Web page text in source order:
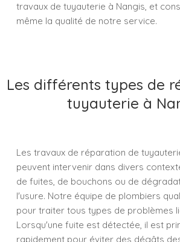
travaux de tuyauterie à Nangis, et
même la qualité de notre service.
Les différents types de
tuyauterie à
Les travaux de réparation de
peuvent intervenir dans divers
de fuites, de bouchons ou de
l'usure. Notre équipe de plombiers
pour traiter tous types de problèmes
Lorsqu'une fuite est détectée, il est
rapidement pour éviter des dégâts